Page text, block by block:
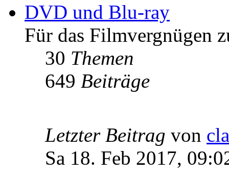
DVD und Blu-ray
Für das Filmvergnügen
30 Themen
649 Beiträge
Letzter Beitrag von
Sa 18. Feb 2017,